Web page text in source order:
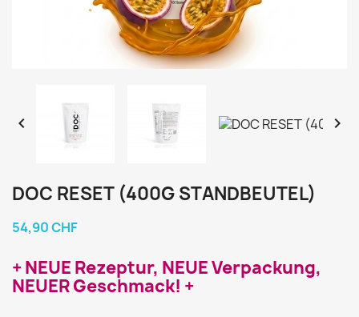
 
DOC RESET (400G STANDBEUTEL)
54,90 CHF
+ NEUE Rezeptur, NEUE Verpackung,
NEUER Geschmack! +